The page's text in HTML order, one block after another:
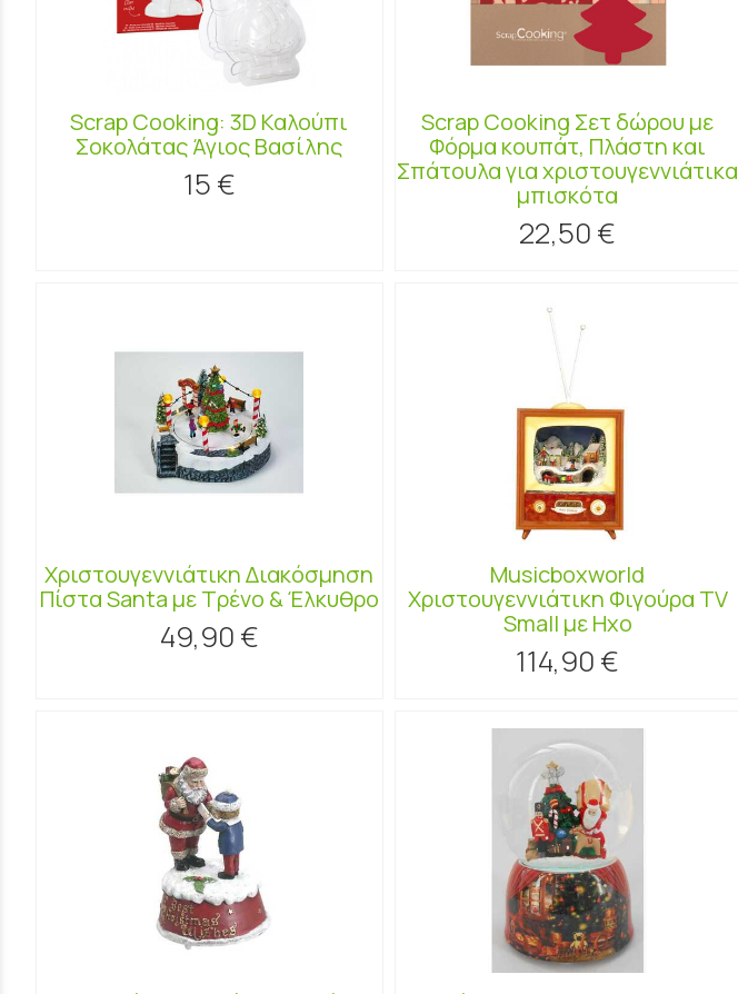
Scrap Cooking: 3D Καλούπι
Σοκολάτας Άγιος Βασίλης
15 €
Scrap Cooking Σετ δώρου με
Φόρμα κουπάτ, Πλάστη και
Σπάτουλα για χριστουγεννιάτικα
μπισκότα
22,50 €
Χριστουγεννιάτικη Διακόσμηση
Πίστα Santa με Τρένο & Έλκυθρο
49,90 €
Musicboxworld
Χριστουγεννιάτικη Φιγούρα TV
Small με Ηχο
114,90 €